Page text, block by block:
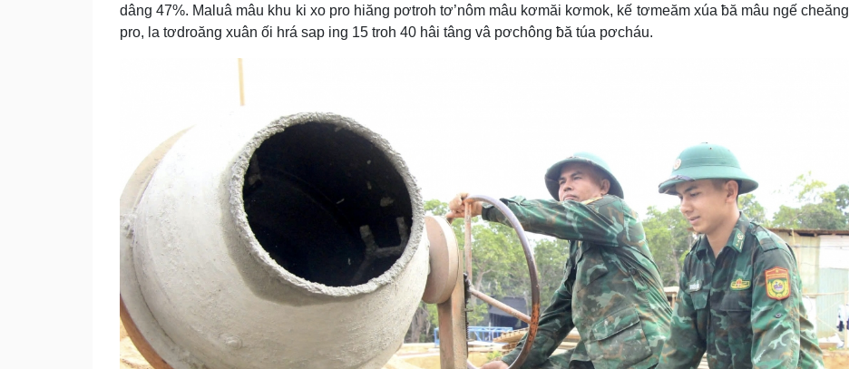
dâng 47%. Maluâ mâu khu ki xo pro hiăng pơtroh tơ’nôm mâu kơmăi kơmok, kế tơmeăm xúa ƀă mâu ngế cheăng
pro, la tơdroăng xuân ối hrá sap ing 15 troh 40 hâi tâng vâ pơchông ƀă túa pơcháu.